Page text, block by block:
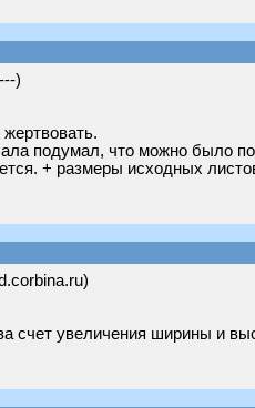
)
подумал, что можно было
+ размеры исходных
счет увеличения ширины и